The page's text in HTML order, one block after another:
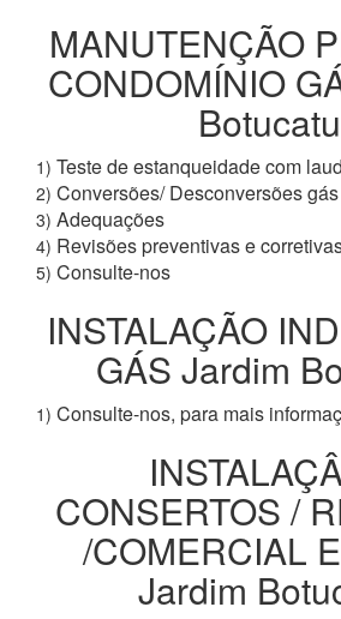
MANUTENÇÃO
CONDOMÍNIO
Botucatu
1) Teste de estanqueidade com
2) Conversões/ Desconversões
3) Adequações
4) Revisões preventivas e
5) Consulte-nos
INSTALAÇÃO
GÁS Jardim
1) Consulte-nos, para mais
CONSERTOS /
/COMERCIAL
Jardim